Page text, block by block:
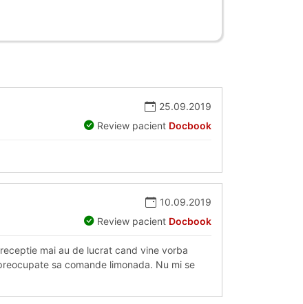
25.09.2019
Review pacient Docbook
10.09.2019
Review pacient Docbook
mai au de lucrat cand vine vorba
sa comande limonada. Nu mi se